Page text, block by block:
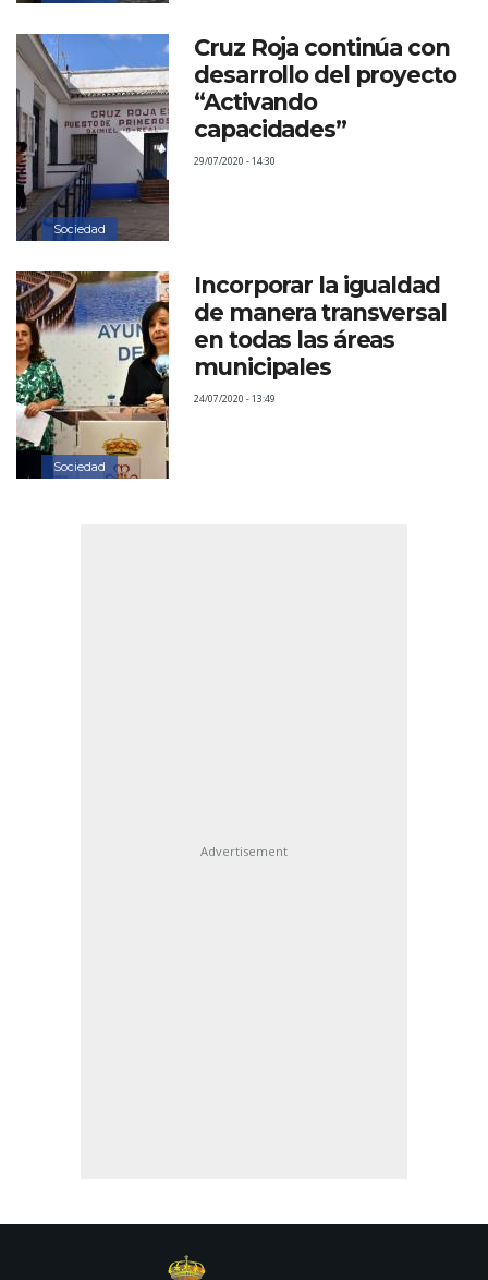
Sociedad
Cruz Roja continúa con
desarrollo del proyecto
“Activando
capacidades”
29/07/2020 - 14:30
Sociedad
Incorporar la igualdad
de manera transversal
en todas las áreas
municipales
24/07/2020 - 13:49
Advertisement